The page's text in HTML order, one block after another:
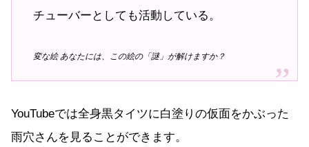
チューバーとしても活動している。
変な絵 あなたには、この絵の「謎」が解けますか？
YouTubeでは全身黒タイツに白塗りの仮面をかぶった
雨穴さんを見ることができます。